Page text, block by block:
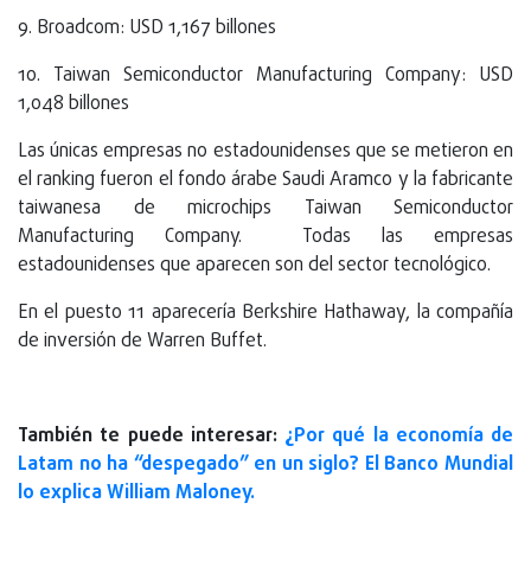
9. Broadcom: USD 1,167 billones
10. Taiwan Semiconductor Manufacturing Company: USD
1,048 billones
Las únicas empresas no estadounidenses que se metieron en
el ranking fueron el fondo árabe Saudi Aramco y la fabricante
taiwanesa de microchips Taiwan Semiconductor
Manufacturing Company. Todas las empresas
estadounidenses que aparecen son del sector tecnológico.
En el puesto 11 aparecería Berkshire Hathaway, la compañía
de inversión de Warren Buffet.
También te puede interesar: ¿Por qué la economía de
Latam no ha “despegado” en un siglo? El Banco Mundial
lo explica William Maloney.